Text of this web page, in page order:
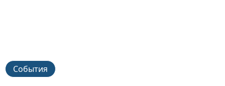
События